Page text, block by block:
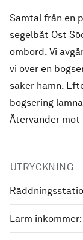
Samtal från en
segelbåt Ost
ombord. Vi
vi över en
säker hamn.
bogsering
Återvänder mot
UTRYCKNING
Larm inkommer: